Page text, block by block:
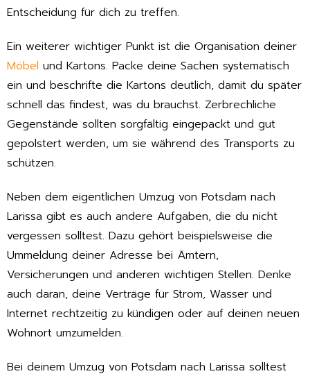
Entscheidung für dich zu treffen.
Ein weiterer wichtiger Punkt ist die Organisation deiner
Möbel und Kartons. Packe deine Sachen systematisch
ein und beschrifte die Kartons deutlich, damit du später
schnell das findest, was du brauchst. Zerbrechliche
Gegenstände sollten sorgfältig eingepackt und gut
gepolstert werden, um sie während des Transports zu
schützen.
Neben dem eigentlichen Umzug von Potsdam nach
Larissa gibt es auch andere Aufgaben, die du nicht
vergessen solltest. Dazu gehört beispielsweise die
Ummeldung deiner Adresse bei Ämtern,
Versicherungen und anderen wichtigen Stellen. Denke
auch daran, deine Verträge für Strom, Wasser und
Internet rechtzeitig zu kündigen oder auf deinen neuen
Wohnort umzumelden.
Bei deinem Umzug von Potsdam nach Larissa solltest